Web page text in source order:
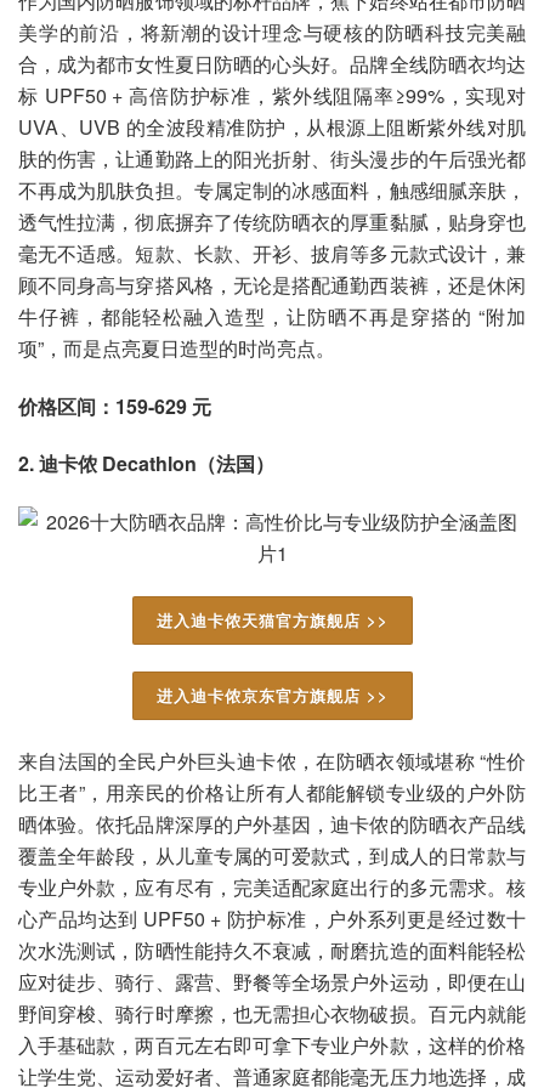
美学的前沿，将新潮的设计理念与硬核的防晒科技完美融
合，成为都市女性夏日防晒的心头好。品牌全线防晒衣均达
标 UPF50 + 高倍防护标准，紫外线阻隔率≥99%，实现对
UVA、UVB 的全波段精准防护，从根源上阻断紫外线对肌
肤的伤害，让通勤路上的阳光折射、街头漫步的午后强光都
不再成为肌肤负担。专属定制的冰感面料，触感细腻亲肤，
透气性拉满，彻底摒弃了传统防晒衣的厚重黏腻，贴身穿也
毫无不适感。短款、长款、开衫、披肩等多元款式设计，兼
顾不同身高与穿搭风格，无论是搭配通勤西装裤，还是休闲
牛仔裤，都能轻松融入造型，让防晒不再是穿搭的 “附加
项”，而是点亮夏日造型的时尚亮点。
价格区间：159-629 元
2. 迪卡侬 Decathlon（法国）
进入迪卡侬天猫官方旗舰店 >>
进入迪卡侬京东官方旗舰店 >>
来自法国的全民户外巨头迪卡侬，在防晒衣领域堪称 “性价
比王者”，用亲民的价格让所有人都能解锁专业级的户外防
晒体验。依托品牌深厚的户外基因，迪卡侬的防晒衣产品线
覆盖全年龄段，从儿童专属的可爱款式，到成人的日常款与
专业户外款，应有尽有，完美适配家庭出行的多元需求。核
心产品均达到 UPF50 + 防护标准，户外系列更是经过数十
次水洗测试，防晒性能持久不衰减，耐磨抗造的面料能轻松
应对徒步、骑行、露营、野餐等全场景户外运动，即便在山
野间穿梭、骑行时摩擦，也无需担心衣物破损。百元内就能
入手基础款，两百元左右即可拿下专业户外款，这样的价格
让学生党、运动爱好者、普通家庭都能毫无压力地选择，成